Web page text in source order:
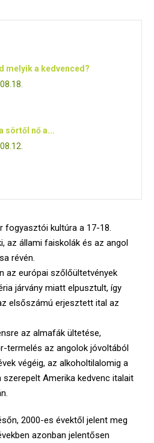
melyik a kedvenced?
sörtől nő a...
fogyasztói kultúra a 17-18.
az állami faiskolák és az angol
révén.
az európai szőlőültetvények
járvány miatt elpusztult, így
elsőszámú erjesztett ital az
az almafák ültetése,
termelés az angolok jóvoltából
végéig, az alkoholtilalomig a
szerepelt Amerika kedvenc italait
2000-es évektől jelent meg
azonban jelentősen